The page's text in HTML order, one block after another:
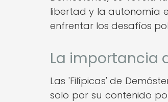
libertad y la autonomía
enfrentar los desafíos
La importancia
Las 'Filípicas' de
solo por su contenido